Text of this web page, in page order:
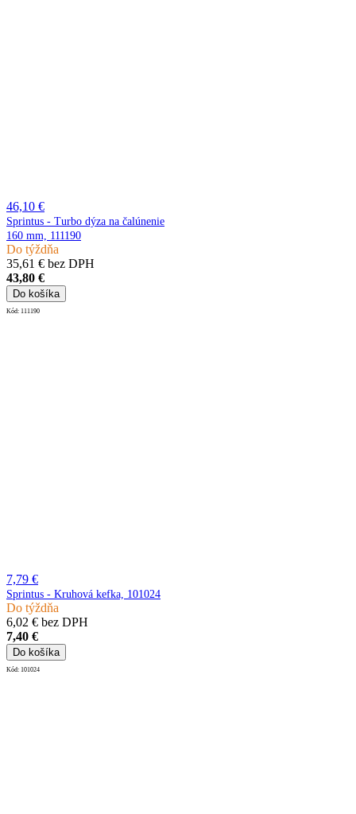
46,10 €
Sprintus - Turbo dýza na čalúnenie
160 mm, 111190
Do týždňa
35,61 € bez DPH
43,80 €
Do košíka
Kód: 111190
7,79 €
Sprintus - Kruhová kefka, 101024
Do týždňa
6,02 € bez DPH
7,40 €
Do košíka
Kód: 101024